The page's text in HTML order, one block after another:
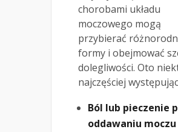
chorobami układu
moczowego mogą
przybierać
formy i obejmować
dolegliwości. Oto
najczęściej
Ból lub pieczenie
oddawaniu moczu